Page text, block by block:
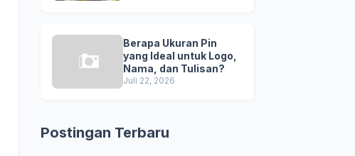
Berapa Ukuran Pin
yang Ideal untuk Logo,
Nama, dan Tulisan?
Juli 22, 2026
Postingan Terbaru